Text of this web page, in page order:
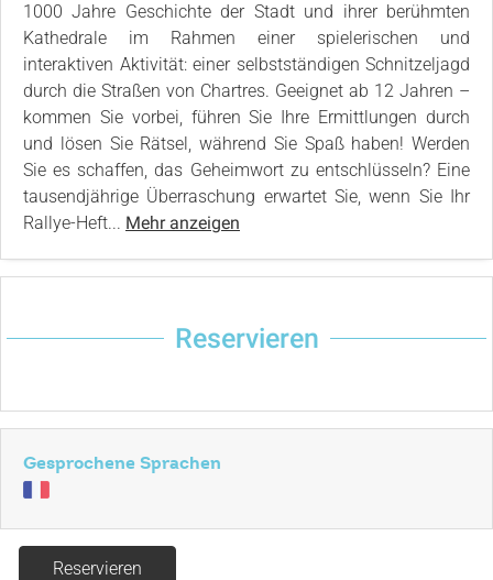
1000 Jahre Geschichte der Stadt und ihrer berühmten
Kathedrale im Rahmen einer spielerischen und
interaktiven Aktivität: einer selbstständigen Schnitzeljagd
durch die Straßen von Chartres. Geeignet ab 12 Jahren –
kommen Sie vorbei, führen Sie Ihre Ermittlungen durch
und lösen Sie Rätsel, während Sie Spaß haben! Werden
Sie es schaffen, das Geheimwort zu entschlüsseln? Eine
tausendjährige Überraschung erwartet Sie, wenn Sie Ihr
Rallye-Heft... Mehr anzeigen
Reservieren
Gesprochene Sprachen
Reservieren